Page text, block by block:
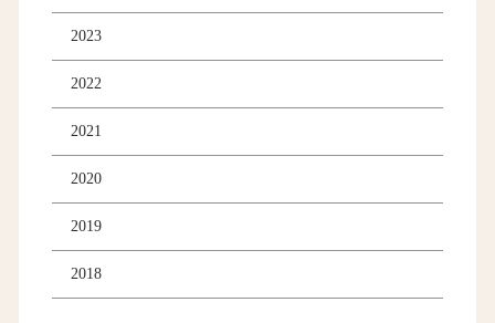
2023
2022
2021
2020
2019
2018